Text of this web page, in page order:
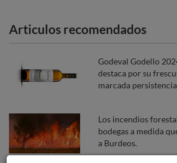
Articulos recomendados
Godeval Godello
destaca por su
marcada
Los incendios
bodegas a medida
a Burdeos.